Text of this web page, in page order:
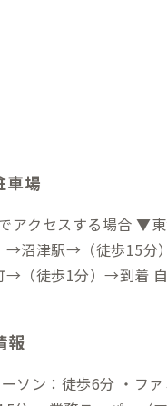
車場
アクセスする場合
→沼津駅→（徒歩15
着 自動車でアクセスする場合 ▼東海道新幹
分）→到着 ▼富士
到着
報
ン：徒歩6分 ・ファミリーマ